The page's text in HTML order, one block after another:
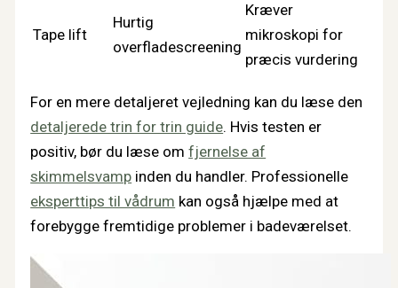
Tape lift
Hurtig
overfladescreening
Kræver
mikroskopi for
præcis vurdering
For en mere detaljeret vejledning kan du læse den
detaljerede trin for trin guide. Hvis testen er
positiv, bør du læse omfjernelse af
skimmelsvamp inden du handler. Professionelle
eksperttips til vådrum kan også hjælpe med at
forebygge fremtidige problemer i badeværelset.